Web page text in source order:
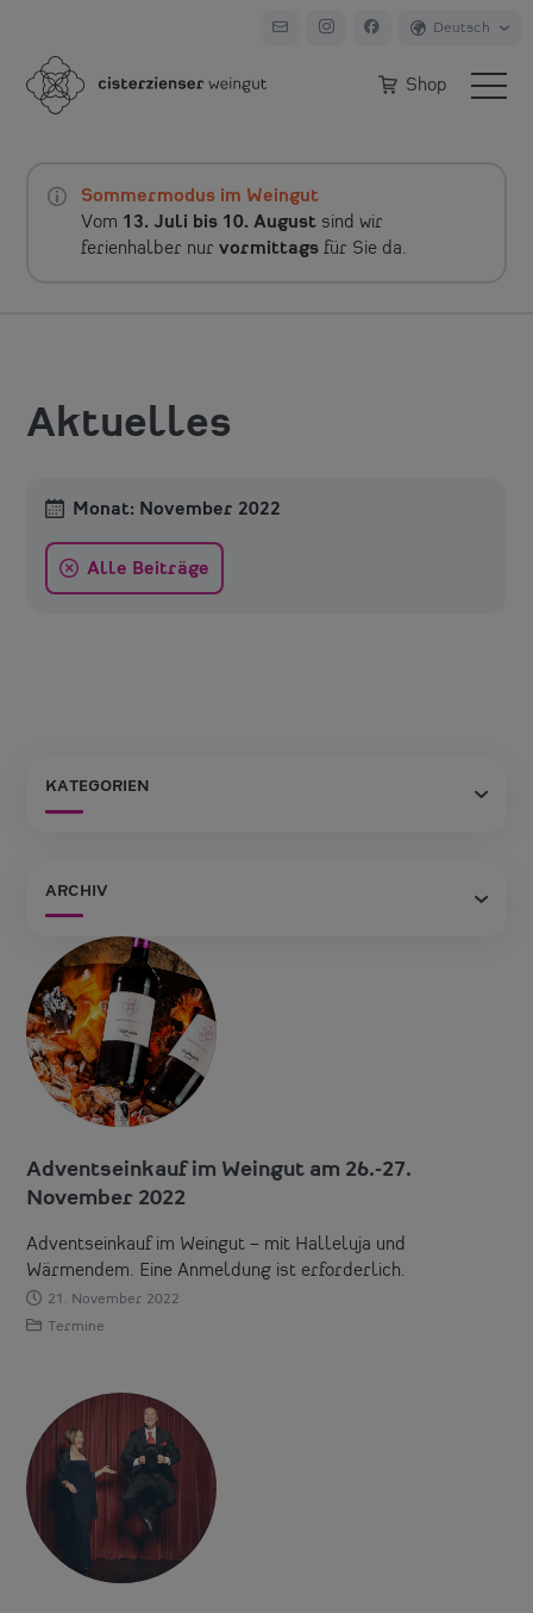
Shop
Sommermodus im Weingut
Vom 13. Juli bis 10. August sind wir
ferienhalber nurvormittags für Sie da.
Aktuelles
Monat: November 2022
Alle Beiträge
Adventseinkauf im Weingut am 26.-27.
November 2022
Adventseinkauf im Weingut – mit Halleluja und
Wärmendem. Eine Anmeldung ist erforderlich.
21. November 2022
Termine
KATEGORIEN
ARCHIV